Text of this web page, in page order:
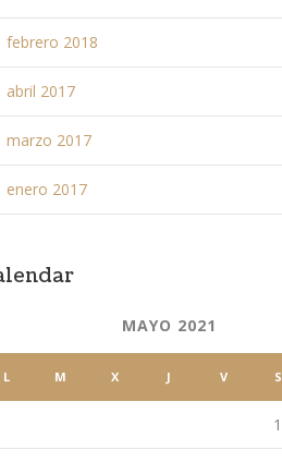
febrero 2018
abril 2017
marzo 2017
enero 2017
MAYO 2021
L M X J V S
1